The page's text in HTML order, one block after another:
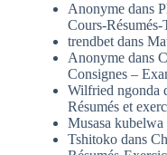
Anonyme dans
Cours-
trendbet dans
Anonyme dans
Consignes –
Wilfried ngonda
Résumés et
Musasa kubelwa
Tshitoko dans